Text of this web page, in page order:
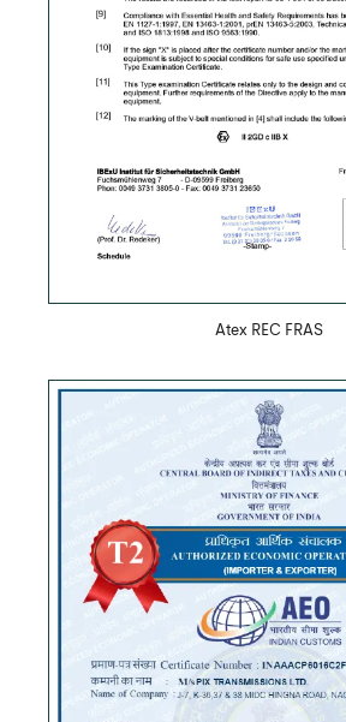
Atex REC FRAS
Скачать PDF
Скачать PDF